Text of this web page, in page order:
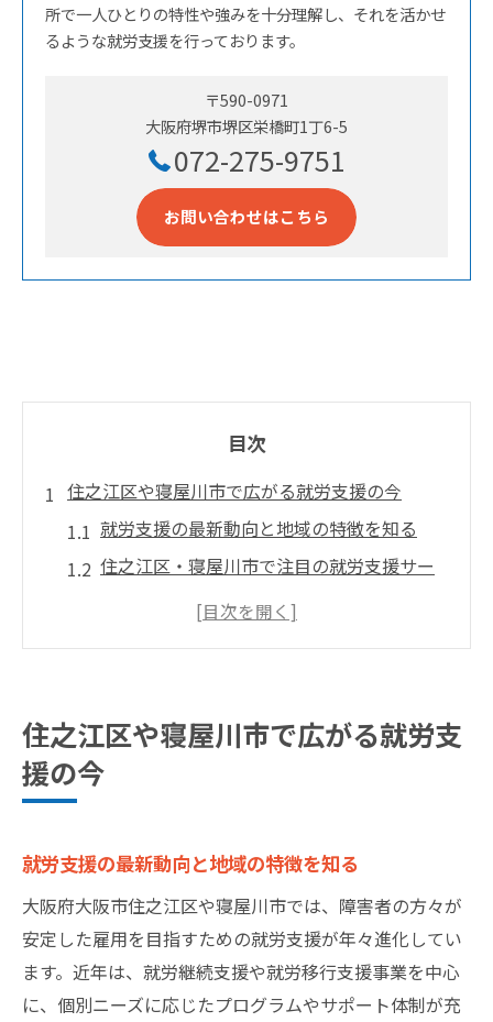
所で一人ひとりの特性や強みを十分理解し、それを活かせ
るような就労支援を行っております。
〒590-0971
大阪府堺市堺区栄橋町1丁6-5
072-275-9751
お問い合わせはこちら
目次
住之江区や寝屋川市で広がる就労支援の今
就労支援の最新動向と地域の特徴を知る
住之江区・寝屋川市で注目の就労支援サー
自分らしく働くための就労支援メソドロジー実
践
就労支援で実現する多様な働き方の工夫
就労支援メソドロジー実践例と成功の秘訣
障害種別で分かる就労支援アプローチの違
い
自己理解を深める就労支援プログラムの活
住之江区や寝屋川市で広がる就労支
援の今
就労支援の最新動向と地域の特徴を知る
大阪府大阪市住之江区や寝屋川市では、障害者の方々が
安定した雇用を目指すための就労支援が年々進化してい
ます。近年は、就労継続支援や就労移行支援事業を中心
に、個別ニーズに応じたプログラムやサポート体制が充